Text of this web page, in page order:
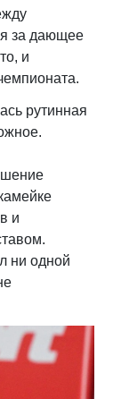
за дающее
и
рутинная
и
ни одной